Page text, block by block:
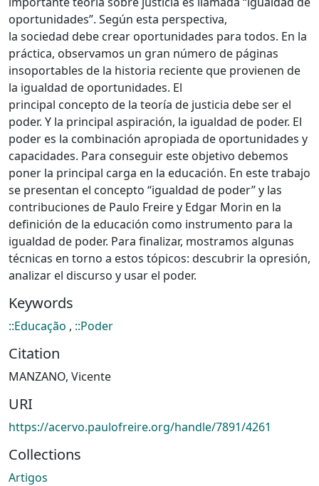
oportunidades”. Según esta perspectiva,
la sociedad debe crear oportunidades para todos. En la
práctica, observamos un gran número de páginas
insoportables de la historia reciente que provienen de
la igualdad de oportunidades. El
principal concepto de la teoría de justicia debe ser el
poder. Y la principal aspiración, la igualdad de poder. El
poder es la combinación apropiada de oportunidades y
capacidades. Para conseguir este objetivo debemos
poner la principal carga en la educación. En este trabajo
se presentan el concepto “igualdad de poder” y las
contribuciones de Paulo Freire y Edgar Morin en la
definición de la educación como instrumento para la
igualdad de poder. Para finalizar, mostramos algunas
técnicas en torno a estos tópicos: descubrir la opresión,
analizar el discurso y usar el poder.
Keywords
::Educação , ::Poder
Citation
MANZANO, Vicente
URI
https://acervo.paulofreire.org/handle/7891/4261
Collections
Artigos